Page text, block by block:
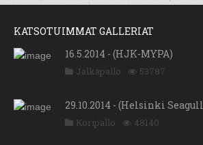
KATSOTUIMMAT GALLERIAT
16.5.2014 - (HJK-MYPA)
Jalkapallo 53787
29.10.2014 - (Helsinki
Koripallo 48140